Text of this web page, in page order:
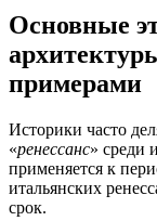
Основные
примерами
Историки часто
«ренессанс» среди
применяется к
итальянских
срок.